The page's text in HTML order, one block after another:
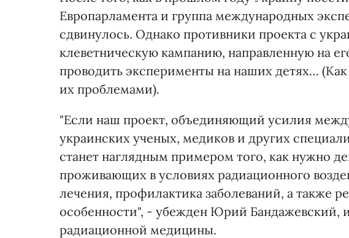
Европарламента и группа международных
сдвинулось. Однако противники проекта с
клеветническую кампанию, направленную на
проводить эксперименты на наших детях…
их проблемами).
"Если наш проект, объединяющий усилия
украинских ученых, медиков и других
станет наглядным примером того, как нужно
проживающих в условиях радиационного
лечения, профилактика заболеваний, а также
особенности", - убежден Юрий Бандажевский,
радиационной медицины.